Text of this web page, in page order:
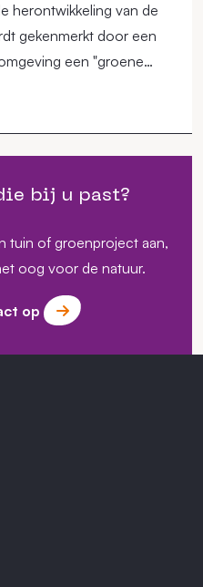
herontwikkeling van de
gekenmerkt door een
een "groene
bij u past?
tuin of groenproject aan,
oog voor de natuur.
op